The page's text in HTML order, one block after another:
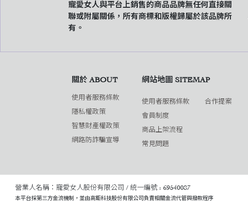
寵愛女人與平台上銷售的商品品牌無任何直接關
聯或附屬關係，所有商標和版權歸屬於該品牌所
有。
關於 ABOUT
使用者服務條款
隱私權政策
智慧財產權政策
網路防詐騙宣導
網站地圖 SITEMAP
使用者服務條款
會員制度
商品上架流程
常見問題
合作提案
營業人名稱：寵愛女人股份有限公司 / 統一編號 : 69540087
本平台採第三方金流機制，並由高鉅科技股份有限公司負責相關金流代管與撥款程序